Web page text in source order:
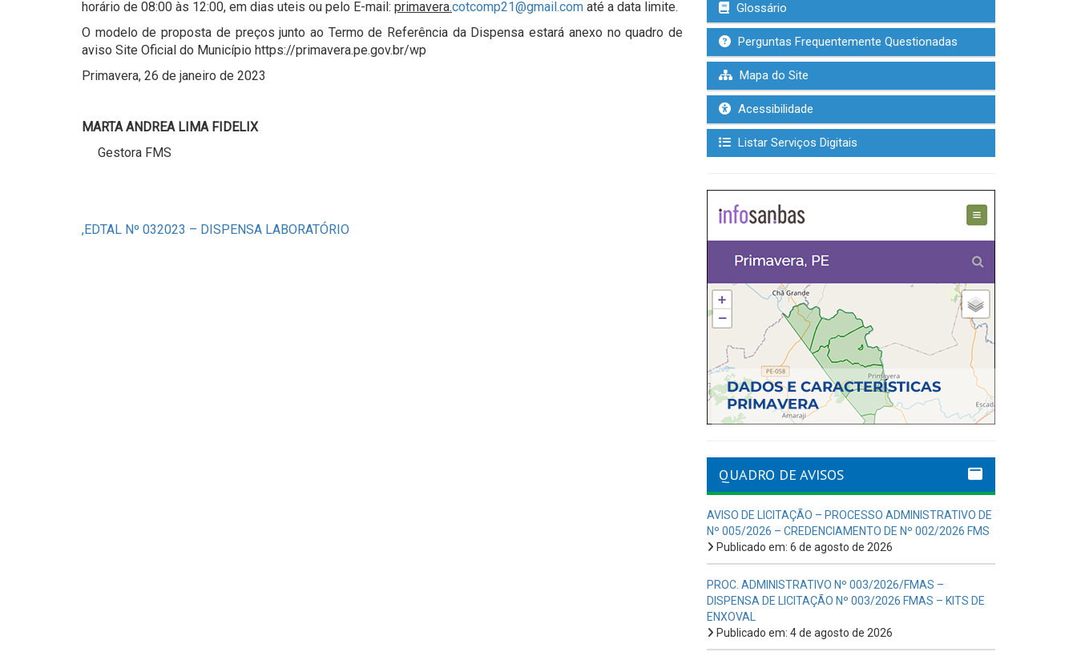
horário de 08:00 às 12:00, em dias uteis ou pelo E-mail: primavera.cotcomp21@gmail.com até a data limite.
O modelo de proposta de preços junto ao Termo de Referência da Dispensa estará anexo no quadro de
aviso Site Oficial do Município https://primavera.pe.gov.br/wp
Primavera, 26 de janeiro de 2023
MARTA ANDREA LIMA FIDELIX
Gestora FMS
,EDTAL Nº 032023 – DISPENSA LABORATÓRIO
Glossário
Perguntas Frequentemente Questionadas
Mapa do Site
Acessibilidade
Listar Serviços Digitais
QUADRO DE AVISOS
AVISO DE LICITAÇÃO – PROCESSO ADMINISTRATIVO DE
Nº 005/2026 – CREDENCIAMENTO DE Nº 002/2026 FMS
Publicado em: 6 de agosto de 2026
PROC. ADMINISTRATIVO Nº 003/2026/FMAS –
DISPENSA DE LICITAÇÃO Nº 003/2026 FMAS – KITS DE
ENXOVAL
Publicado em: 4 de agosto de 2026